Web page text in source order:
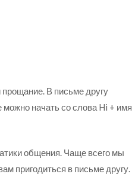
В письме другу
можно начать со слова Hi + имя
общения. Чаще всего мы
пригодиться в письме другу.